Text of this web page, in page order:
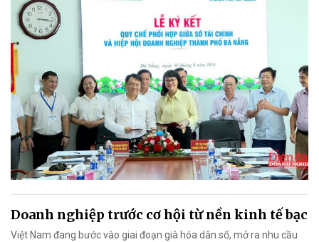
Doanh nghiệp trước cơ hội từ nền kinh tế bạc
Việt Nam đang bước vào giai đoạn già hóa dân số, mở ra nhu cầu